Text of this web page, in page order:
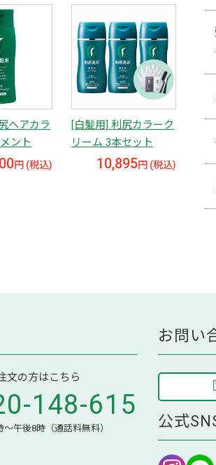
ヘアカラ
ント
円 (税込)
[白髪用] 利尻カラーク
リーム 3本セット
10,895円 (税込)
文の方はこちら
148-615
午後8時（通話料無料）
お問い
公式